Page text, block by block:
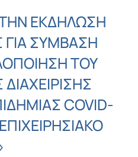
ΕΚΔΗΛΩΣΗ
ΣΥΜΒΑΣΗ
ΤΟΥ
COVID-